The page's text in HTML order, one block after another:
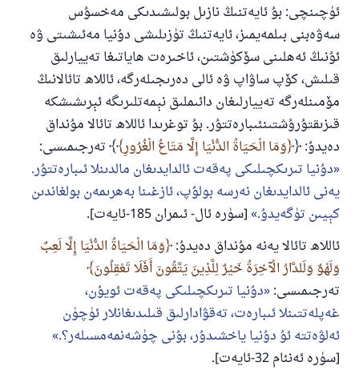
ئۈچىنچى: بۇ ئايەتنىڭ نازىل بولىشىدىكى مەخسۇس
سەۋەبنى بىلمەيمىز، ئايەتنىڭ تۈزىلىشى دۇنيا مەئىشىتى ۋە
ئۇنىڭ ئەھلىنى سۆكۈشتىن، ئاخىرەت ھاياتىغا تەييارلىق
قىلىش، كۆپ ساۋاپ ۋە ئالى دەرىجىلەرگە، ئاللاھ تائالانىڭ
مۆمىنلەرگە تەييارلىغان دائىملىق نېمەتلىرىگە ئېرىشىشكە
قىزىقتۇرۇشتىنئىبارەتتۇر. بۇ توغرىدا ئاللاھ تائالا مۇنداق
دەيدۇ: ﴿ وَمَا الْحَيَاةُ الدُّنْيَا إِلَّا مَتَاعُ الْغُرُورِ ﴾ تەرجىمىسى:
دۇنيا تىرىكچىلىكى پەقەت ئالدايدىغان مالدىنلا ئىبارەتتۇر.
يەنى ئالدايدىغان نەرسە بولۇپ، ئازغىنا بەھرىمەن بولغاندىن
كېيىن تۈگەيدۇ. [سۈرە ئال- ئىمران 185-ئايەت].
ئاللاھ تائالا يەنە مۇنداق دەيدۇ: وَمَا الْحَيَاةُ الدُّنْيَا إِلَّا لَعِبٌ
وَلَهْوٌ وَلَلدَّارُ الْآخِرَةُ خَيْرٌ لِلَّذِينَ يَتَّقُونَ أَفَلَا تَعْقِلُونَ
تەرجىمىسى: دۇنيا تىرىكچىلىكى پەقەت ئويۇن،
غەپلەتتىنلا ئىبارەت، تەقۋادارلىق قىلىدىغانلار ئۈچۈن
ئەلۋەتتە ئۇ دۇنيا ياخشىدۇر، بۇنى چۈشەنمەمسىلەر؟.
[سۈرە ئەنئام 32-ئايەت].